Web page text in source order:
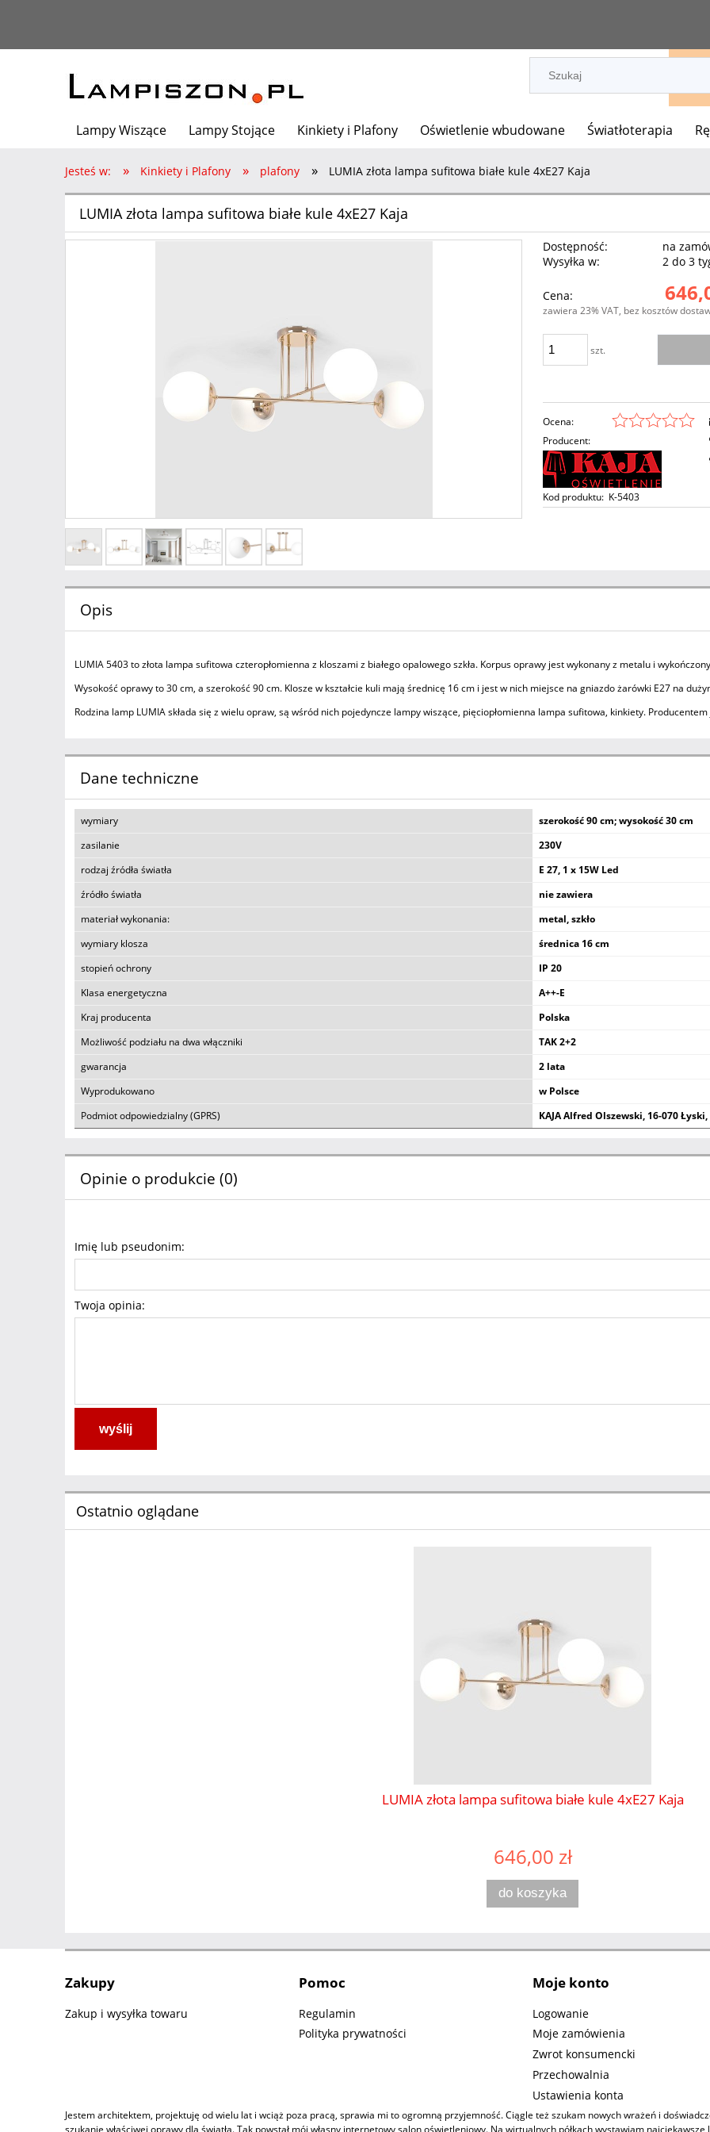
Lampy Wiszące Lampy Stojące Kinkiety i Plafony Oświetlenie wbudowane Światłoterapia
Architekt poleca
Jesteś w: » Kinkiety i Plafony » plafony » LUMIA złota lampa sufitowa białe kule 4xE27 Kaja
LUMIA złota lampa sufitowa białe kule 4xE27 Kaja
Dostępność:
na
Wysyłka w:
2 do 3
Cena:
zawiera 23% VAT, bez kosztów
szt.
Ocena:
Producent:
Kod produktu: K-5403
Opis
LUMIA 5403 to złota lampa sufitowa czteropłomienna z kloszami z białego opalowego szkła. Korpus oprawy jest wykonany z metalu i
Wysokość oprawy to 30 cm, a szerokość 90 cm. Klosze w kształcie kuli mają średnicę 16 cm i jest w nich miejsce na gniazdo żarówki E27 na
Rodzina lamp LUMIA składa się z wielu opraw, są wśród nich pojedyncze lampy wiszące, pięciopłomienna lampa sufitowa, kinkiety.
Dane techniczne
wymiary
szerokość 90 cm; wysokość 30 cm
zasilanie
230V
rodzaj źródła światła
E 27, 1 x 15W Led
źródło światła
nie zawiera
materiał wykonania:
metal, szkło
wymiary klosza
średnica 16 cm
stopień ochrony
IP 20
Klasa energetyczna
A++-E
Kraj producenta
Polska
Możliwość podziału na dwa włączniki
TAK 2+2
gwarancja
2 lata
Wyprodukowano
w Polsce
Podmiot odpowiedzialny (GPRS)
KAJA Alfred Olszewski, 16-070 Łyski,
Opinie o produkcie (0)
Imię lub pseudonim:
Twoja opinia:
wyślij
Ostatnio oglądane
LUMIA złota lampa sufitowa białe kule 4xE27 Kaja
646,00 zł
do koszyka
Zakupy
Zakup i wysyłka towaru
Pomoc
Regulamin
Polityka prywatności
Moje konto
Logowanie
Moje zamówienia
Zwrot konsumencki
Przechowalnia
Ustawienia konta
Jestem architektem, projektuję od wielu lat i wciąż poza pracą, sprawia mi to ogromną przyjemność. Ciągle też szukam nowych wrażeń i
szukanie właściwej oprawy dla światła. Tak powstał mój własny internetowy salon oświetleniowy. Na wirtualnych półkach wystawiam